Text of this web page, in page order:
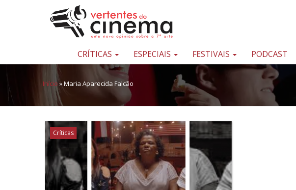
Pular para o conteúdo
Uma
sobre
sétima
arte
CRÍTICAS ESPECIAIS FESTIVAIS PODCAST
Início »Maria Aparecida Falcão
Críticas